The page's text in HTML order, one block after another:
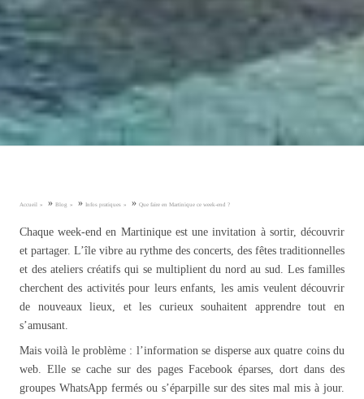
Accueil » Blog » Infos pratiques » Que faire en Martinique ce week-end ?
Chaque week-end en Martinique est une invitation à sortir, découvrir
et partager. L’île vibre au rythme des concerts, des fêtes traditionnelles
et des ateliers créatifs qui se multiplient du nord au sud. Les familles
cherchent des activités pour leurs enfants, les amis veulent découvrir
de nouveaux lieux, et les curieux souhaitent apprendre tout en
s’amusant.
Mais voilà le problème : l’information se disperse aux quatre coins du
web. Elle se cache sur des pages Facebook éparses, dort dans des
groupes WhatsApp fermés ou s’éparpille sur des sites mal mis à jour.